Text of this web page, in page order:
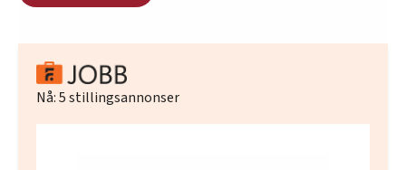
Nå:5stillingsannonser